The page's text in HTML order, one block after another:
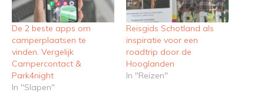
De 2 beste apps om
camperplaatsen te
vinden. Vergelijk
Campercontact &
Park4night
In "Slapen"
Reisgids Schotland als
inspiratie voor een
roadtrip door de
Hooglanden
In "Reizen"